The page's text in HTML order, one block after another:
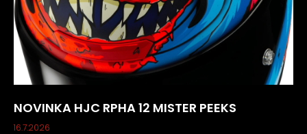
NOVINKA HJC RPHA 12 MISTER PEEKS
16.7.2026